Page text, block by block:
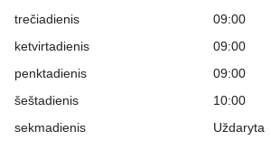
trečiadienis
09:00
ketvirtadienis
09:00
penktadienis
09:00
šeštadienis
10:00
sekmadienis
Uždaryta